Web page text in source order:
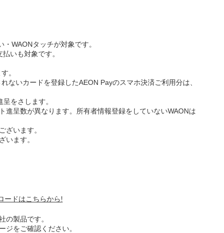
WAONタッチが対象です。
いも対象です。
。
ないカードを登録したAEON Payのスマホ決済ご利用分は、
をさします。
呈数が異なります。所有者情報登録をしていないWAONは
ざいます。
います。
ードはこちらから!
の製品です。
をご確認ください。